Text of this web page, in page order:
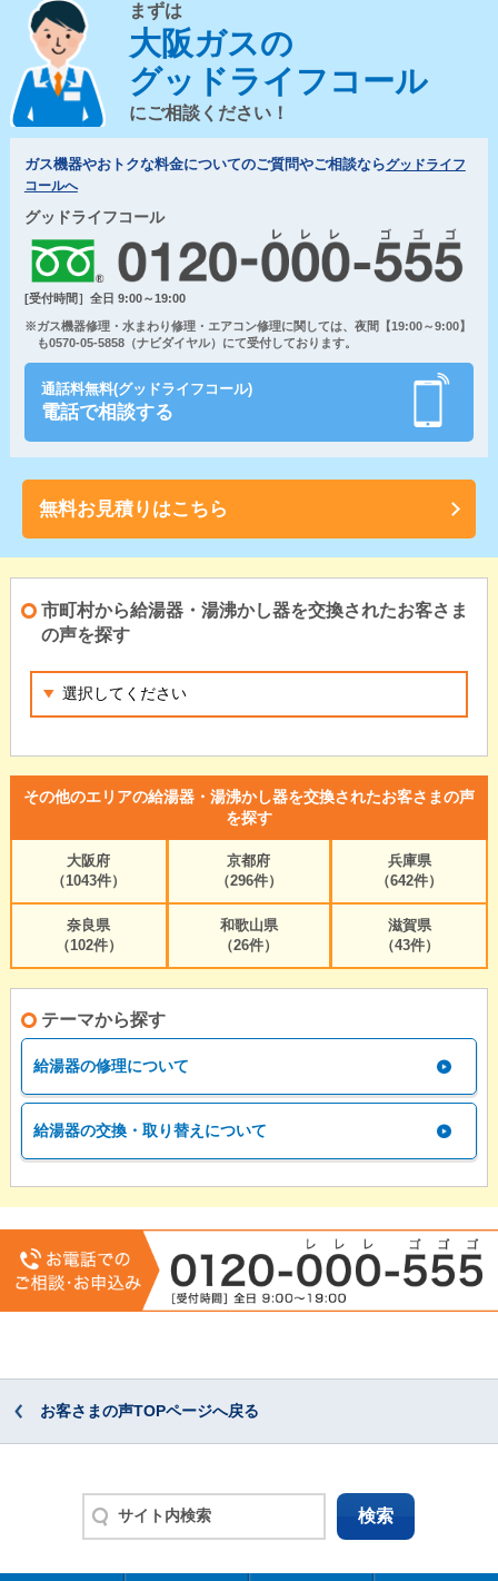
まずは
大阪ガスの
グッドライフコール
にご相談ください！
ガス機器やおトクな料金についてのご質問やご相談ならグッドライフ
コールへ
グッドライフコール
[受付時間］全日 9:00～19:00
※ガス機器修理・水まわり修理・エアコン修理に関しては、夜間【19:00～9:00】
も0570-05-5858（ナビダイヤル）にて受付しております。
通話料無料(グッドライフコール)
電話で相談する
無料お見積りはこちら
市町村から給湯器・湯沸かし器を交換されたお客さま
の声を探す
その他のエリアの給湯器・湯沸かし器を交換されたお客さまの声
を探す
大阪府
（1043件）
京都府
（296件）
兵庫県
（642件）
奈良県
（102件）
和歌山県
（26件）
滋賀県
（43件）
テーマから探す
給湯器の修理について
給湯器の交換・取り替えについて
お客さまの声TOPページへ戻る